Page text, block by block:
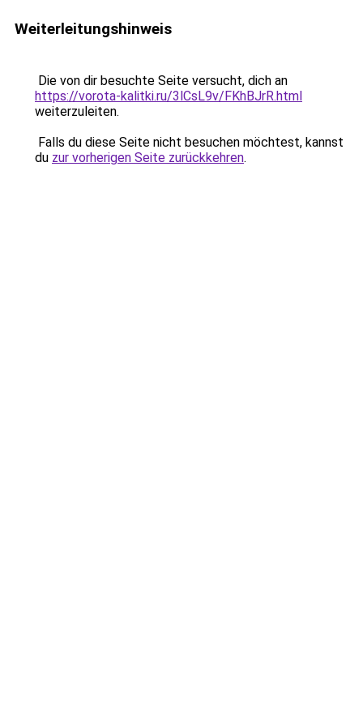
Weiterleitungshinweis
Die von dir besuchte Seite versucht, dich an
https://vorota-kalitki.ru/3lCsL9v/FKhBJrR.html
weiterzuleiten.
Falls du diese Seite nicht besuchen möchtest, kannst
du zur vorherigen Seite zurückkehren.